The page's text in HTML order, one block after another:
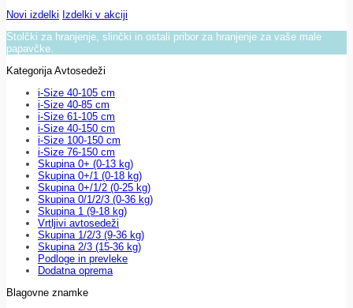
Novi izdelki Izdelki v akciji
Stolčki za hranjenje, slinčki in ostali pribor za hranjenje za vaše male
papavčke.
Kategorija Avtosedeži
i-Size 40-105 cm
i-Size 40-85 cm
i-Size 61-105 cm
i-Size 40-150 cm
i-Size 100-150 cm
i-Size 76-150 cm
Skupina 0+ (0-13 kg)
Skupina 0+/1 (0-18 kg)
Skupina 0+/1/2 (0-25 kg)
Skupina 0/1/2/3 (0-36 kg)
Skupina 1 (9-18 kg)
Vrtljivi avtosedeži
Skupina 1/2/3 (9-36 kg)
Skupina 2/3 (15-36 kg)
Podloge in prevleke
Dodatna oprema
Blagovne znamke